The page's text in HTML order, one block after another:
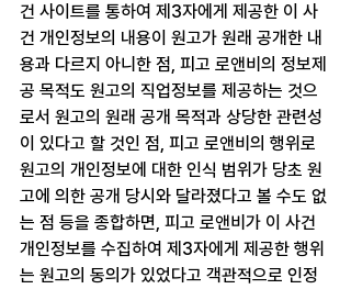
건 사이트를 통하여 제3자에게 제공한 이 사
건 개인정보의 내용이 원고가 원래 공개한 내
용과 다르지 아니한 점, 피고 로앤비의 정보제
공 목적도 원고의 직업정보를 제공하는 것으
로서 원고의 원래 공개 목적과 상당한 관련성
이 있다고 할 것인 점, 피고 로앤비의 행위로
원고의 개인정보에 대한 인식 범위가 당초 원
고에 의한 공개 당시와 달라졌다고 볼 수도 없
는 점 등을 종합하면, 피고 로앤비가 이 사건
개인정보를 수집하여 제3자에게 제공한 행위
는 원고의 동의가 있었다고 객관적으로 인정